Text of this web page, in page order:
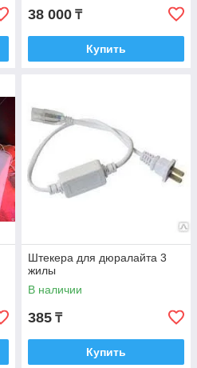
38 000 ₸
Купить
Штекера для дюралайта 3
жилы
В наличии
385 ₸
Купить